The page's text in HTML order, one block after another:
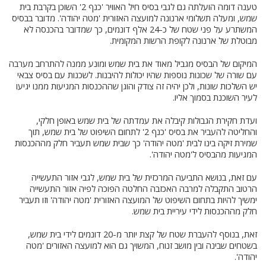
טענה דומה הועלתה גם לגבי בסיס חיל האוויר 'כנף 2' השוכן בקרבת בית
שמש, ומעלה תשלומי ארנונה למועצה האזורית 'מטה יהודה'. מדובר בבסיס
המשתרע על פני שטח של כ-24 אלף דונמים, כך שמדובר בהכנסה לא
מבוטלת של ארנונה לקופת הרשות המקומית.
המיקום של הבסיס מגביל מאוד את בית שמש ומונע ממנה להתרחב מערבה
עם שורה של שכונות נוספות שהיו יכולות להיבנות. לשכנות עם בסיס צבאי
יש השלכות שונות, ולכן יהיה זה צודק והוגן שההכנסות המגיעות ממנו יגיעו
לעיר השוכנת בסמוך אליו.
ועדת חקירת הגבולות קיבלה את עמדתה של בית שמש באופן חלקי,
והחליטה להעביר את בסיס 'כנף 2' לתחום השיפוט של בית שמש, תוך
שמירת זיקה בינו לבית 'מטה יהודה' כך שבית שמש תעביר חלק מההכנסות
המגיעות מהבסיס ל'מטה יהודה'.
עם זאת, בנושא התביעה המרכזית של בית שמש, לגבי אזור התעשייה
הרטוב התקבלה למרבה האכזבה החלטה הפוכה לפיה אזור התעשייה
ימשיך להיות בתחום השיפוט של המועצה האזורית 'מטה יהודה' וזו תעביר
חלק מההכנסות לידי עיריית בית שמש.
זאת, בנוסף להעברת שטח של קצת יותר מ-20 דונמים לידי בית שמש,
בשטחים שבינה ובין מושב זנוח, המשויך גם הוא למועצה האזורים 'מטה
יהודה'.